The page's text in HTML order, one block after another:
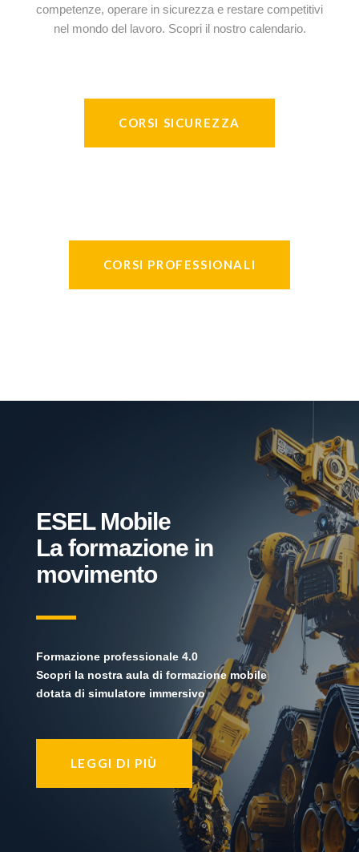
competenze, operare in sicurezza e restare competitivi
nel mondo del lavoro. Scopri il nostro calendario.
CORSI SICUREZZA
CORSI PROFESSIONALI
ESEL Mobile
La formazione in
movimento
Formazione professionale 4.0
Scopri la nostra aula di formazione mobile
dotata di simulatore immersivo
LEGGI DI PIÙ